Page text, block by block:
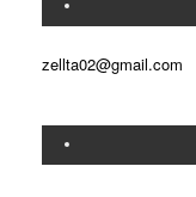
zellta02@gmail.com